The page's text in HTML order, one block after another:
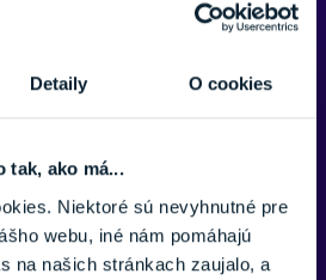
Detaily O cookies
tak, ako má...
Niektoré sú nevyhnutné pre
webu, iné nám pomáhajú
na našich stránkach zaujalo, a
a zabezpečujú kompatibilitu s
s GripWalk viazaním podľa